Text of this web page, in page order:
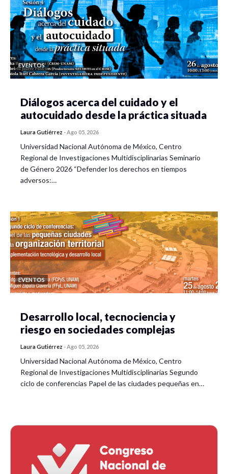
EVENTOS
Diálogos acerca del cuidado y el
autocuidado desde la práctica situada
Laura Gutiérrez -Ago 05, 2026
Universidad Nacional Autónoma de México, Centro
Regional de Investigaciones Multidisciplinarias Seminario
de Género 2026 “Defender los derechos en tiempos
adversos:…
EVENTOS
Desarrollo local, tecnociencia y
riesgo en sociedades complejas
Laura Gutiérrez -Ago 05, 2026
Universidad Nacional Autónoma de México, Centro
Regional de Investigaciones Multidisciplinarias Segundo
ciclo de conferencias Papel de las ciudades pequeñas en…